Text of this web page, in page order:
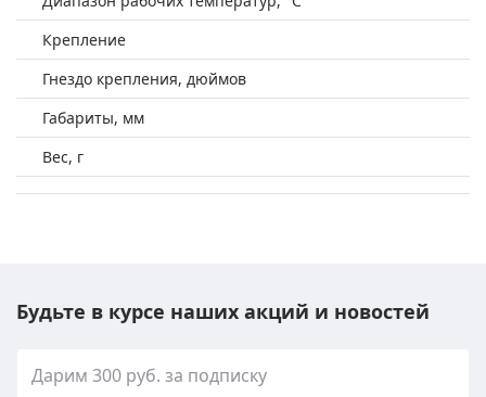
Крепление
Гнездо крепления, дюймов
Габариты, мм
Вес, г
Будьте в курсе наших акций и новостей